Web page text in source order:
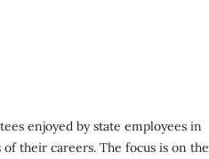
enjoyed by state employees in
their careers. The focus is on the